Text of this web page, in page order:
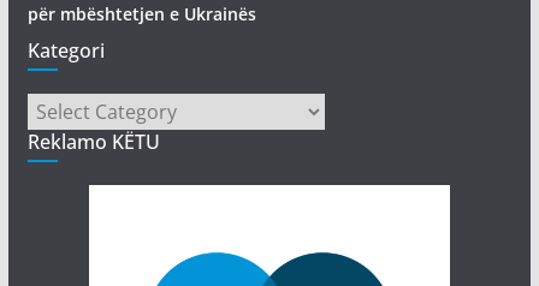
për mbështetjen e Ukrainës
Kategori
Kategori
Reklamo KËTU